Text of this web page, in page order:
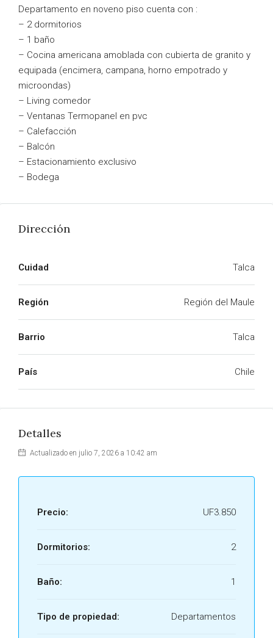
Departamento en noveno piso cuenta con :
– 2 dormitorios
– 1 baño
– Cocina americana amoblada con cubierta de granito y
equipada (encimera, campana, horno empotrado y
microondas)
– Living comedor
– Ventanas Termopanel en pvc
– Calefacción
– Balcón
– Estacionamiento exclusivo
– Bodega
Dirección
Cuidad Talca
Región Región del Maule
Barrio Talca
País Chile
Detalles
Actualizado en julio 7, 2026 a 10:42 am
Precio: UF3.850
Dormitorios: 2
Baño: 1
Tipo de propiedad: Departamentos